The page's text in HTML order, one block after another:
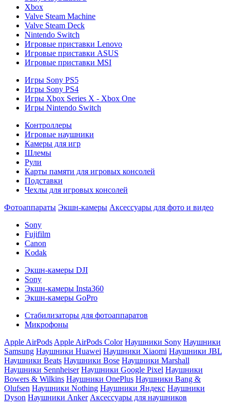
Xbox
Valve Steam Machine
Valve Steam Deck
Nintendo Switch
Игровые приставки Lenovo
Игровые приставки ASUS
Игровые приставки MSI
Игры Sony PS5
Игры Sony PS4
Игры Xbox Series X - Xbox One
Игры Nintendo Switch
Контроллеры
Игровые наушники
Камеры для игр
Шлемы
Рули
Карты памяти для игровых консолей
Подставки
Чехлы для игровых консолей
Фотоаппараты Экшн-камеры Аксессуары для фото и видео
Sony
Fujifilm
Canon
Kodak
Экшн-камеры DJI
Sony
Экшн-камеры Insta360
Экшн-камеры GoPro
Стабилизаторы для фотоаппаратов
Микрофоны
Apple AirPods Apple AirPods Color Наушники Sony Наушники
Samsung Наушники Huawei Наушники Xiaomi Наушники JBL
Наушники Beats Наушники Bose Наушники Marshall
Наушники Sennheiser Наушники Google Pixel Наушники
Bowers & Wilkins Наушники OnePlus Наушники Bang &
Olufsen Наушники Nothing Наушники Яндекс Наушники
Dyson Наушники Anker Аксессуары для наушников